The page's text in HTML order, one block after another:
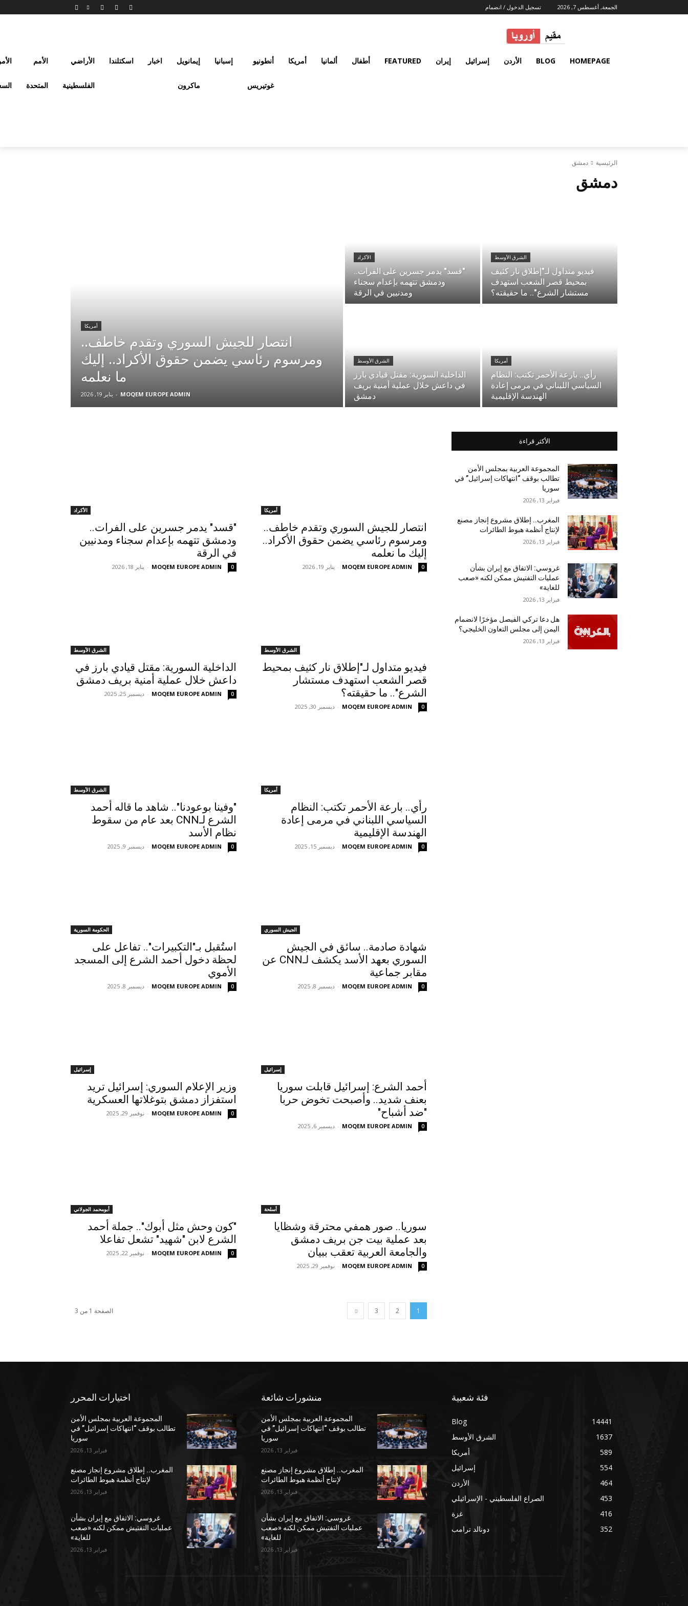
الجمعة, أغسطس 7, 2026 تسجيل الدخول / انضمام
HOMEPAGE
BLOG الأردن إسرائيل إيران FEATURED أطفال ألمانيا أمريكا أنطونيو
غوتيريس
إسبانيا إيمانويل
ماكرون
اخبار اسكتلندا الأراضي
الفلسطينية
الأمم
المتحدة
الرئيسية دمشق
دمشق
أمريكا
انتصار للجيش السوري وتقدم خاطف..
ومرسوم رئاسي يضمن حقوق الأكراد.. إليك
ما نعلمه
MOQEM EUROPE ADMIN
- يناير 19, 2026
الأكراد
"قسد" يدمر جسرين على الفرات..
ودمشق تتهمه بإعدام سجناء
ومدنيين في الرقة
الشرق الأوسط
فيديو متداول لـ"إطلاق نار كثيف
بمحيط قصر الشعب استهدف
مستشار الشرع".. ما حقيقته؟
الشرق الأوسط
الداخلية السورية: مقتل قيادي بارز
في داعش خلال عملية أمنية بريف
دمشق
أمريكا
رأي.. بارعة الأحمر تكتب: النظام
السياسي اللبناني في مرمى إعادة
الهندسة الإقليمية
أمريكا
انتصار للجيش السوري وتقدم خاطف..
ومرسوم رئاسي يضمن حقوق الأكراد..
إليك ما نعلمه
MOQEM EUROPE ADMIN
- يناير 19, 2026 0
الأكراد
"قسد" يدمر جسرين على الفرات..
ودمشق تتهمه بإعدام سجناء ومدنيين
في الرقة
MOQEM EUROPE ADMIN
- يناير 18, 2026 0
الشرق الأوسط
فيديو متداول لـ"إطلاق نار كثيف بمحيط
قصر الشعب استهدف مستشار
الشرع".. ما حقيقته؟
MOQEM EUROPE ADMIN
- ديسمبر 30, 2025 0
الشرق الأوسط
الداخلية السورية: مقتل قيادي بارز في
داعش خلال عملية أمنية بريف دمشق
MOQEM EUROPE ADMIN
- ديسمبر 25, 2025 0
أمريكا
رأي.. بارعة الأحمر تكتب: النظام
السياسي اللبناني في مرمى إعادة
الهندسة الإقليمية
MOQEM EUROPE ADMIN
- ديسمبر 15, 2025 0
الشرق الأوسط
"وفينا بوعودنا".. شاهد ما قاله أحمد
الشرع لـCNN بعد عام من سقوط
نظام الأسد
MOQEM EUROPE ADMIN
- ديسمبر 9, 2025 0
الجيش السوري
شهادة صادمة.. سائق في الجيش
السوري بعهد الأسد يكشف لـCNN عن
مقابر جماعية
MOQEM EUROPE ADMIN
- ديسمبر 8, 2025 0
الحكومة السورية
استُقبل بـ"التكبيرات".. تفاعل على
لحظة دخول أحمد الشرع إلى المسجد
الأموي
MOQEM EUROPE ADMIN
- ديسمبر 8, 2025 0
إسرائيل
أحمد الشرع: إسرائيل قابلت سوريا
بعنف شديد.. وأصبحت تخوض حربا
"ضد أشباح"
MOQEM EUROPE ADMIN
- ديسمبر 6, 2025 0
إسرائيل
وزير الإعلام السوري: إسرائيل تريد
استفزاز دمشق بتوغلاتها العسكرية
MOQEM EUROPE ADMIN
- نوفمبر 29, 2025 0
أسلحة
سوريا.. صور همفي محترقة وشظايا
بعد عملية بيت جن بريف دمشق
والجامعة العربية تعقب ببيان
MOQEM EUROPE ADMIN
- نوفمبر 29, 2025 0
أبومحمد الجولاني
"كون وحش مثل أبوك".. جملة أحمد
الشرع لابن "شهيد" تشعل تفاعلا
MOQEM EUROPE ADMIN
- نوفمبر 22, 2025 0
1
2
3 الصفحة 1 من 3
الأكثر قراءة
المجموعة العربية بمجلس الأمن
تطالب بوقف “انتهاكات إسرائيل” في
سوريا
فبراير 13, 2026
المغرب.. إطلاق مشروع إنجاز مصنع
لإنتاج أنظمة هبوط الطائرات
فبراير 13, 2026
غروسي: الاتفاق مع إيران بشأن
عمليات التفتيش ممكن لكنه «صعب
للغاية»
فبراير 13, 2026
هل دعا تركي الفيصل مؤخرًا لانضمام
اليمن إلى مجلس التعاون الخليجي؟
فبراير 13, 2026
اختيارات المحرر
المجموعة العربية بمجلس الأمن
تطالب بوقف “انتهاكات إسرائيل” في
سوريا
فبراير 13, 2026
المغرب.. إطلاق مشروع إنجاز مصنع
لإنتاج أنظمة هبوط الطائرات
فبراير 13, 2026
غروسي: الاتفاق مع إيران بشأن
عمليات التفتيش ممكن لكنه «صعب
للغاية»
فبراير 13, 2026
منشورات شائعة
المجموعة العربية بمجلس الأمن
تطالب بوقف “انتهاكات إسرائيل” في
سوريا
فبراير 13, 2026
المغرب.. إطلاق مشروع إنجاز مصنع
لإنتاج أنظمة هبوط الطائرات
فبراير 13, 2026
غروسي: الاتفاق مع إيران بشأن
عمليات التفتيش ممكن لكنه «صعب
للغاية»
فبراير 13, 2026
فئة شعبية
Blog
14441
الشرق الأوسط
1637
أمريكا
589
إسرائيل
554
الأردن
464
الصراع الفلسطيني - الإسرائيلي
453
غزة
416
دونالد ترامب
352